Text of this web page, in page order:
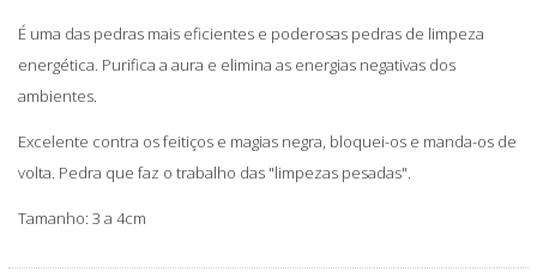
É uma das pedras mais eficientes e poderosas pedras de limpeza
energética. Purifica a aura e elimina as energias negativas dos
ambientes.
Excelente contra os feitiços e magias negra, bloquei-os e manda-os de
volta. Pedra que faz o trabalho das "limpezas pesadas".
Tamanho: 3 a 4cm